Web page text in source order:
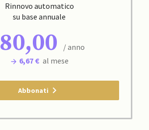
Rinnovo automatico
su base annuale
80,00
/ anno
6,67 € al mese
Abbonati